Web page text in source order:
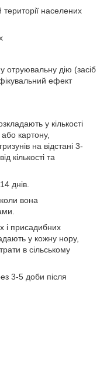
території населених
отруювальну дію (засіб
ефект
у кількості
картону,
на відстані 3-
кількості та
днів.
вона
і присадибних
у кожну нору,
в сільському
3-5 доби після